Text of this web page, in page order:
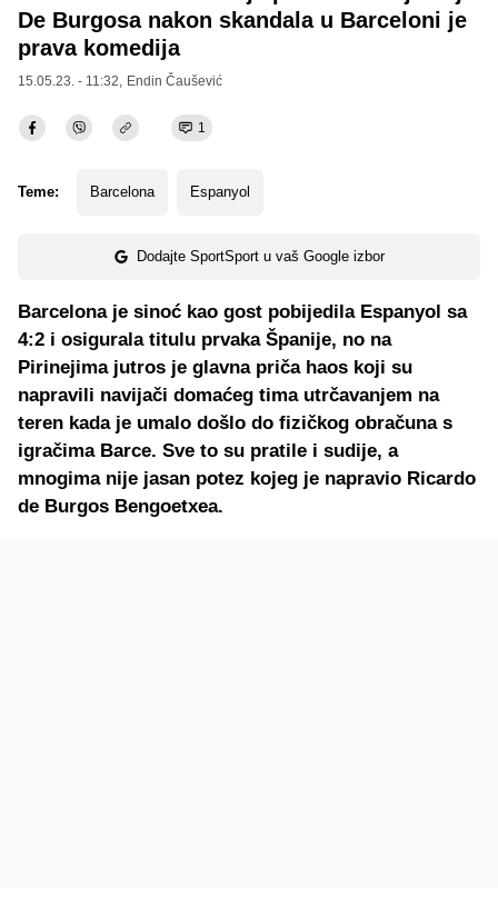
De Burgosa nakon skandala u Barceloni je
prava komedija
15.05.23. - 11:32, Endin Čaušević
1
Teme: Barcelona Espanyol
Dodajte SportSport u vaš Google izbor
Barcelona je sinoć kao gost pobijedila Espanyol sa
4:2 i osigurala titulu prvaka Španije, no na
Pirinejima jutros je glavna priča haos koji su
napravili navijači domaćeg tima utrčavanjem na
teren kada je umalo došlo do fizičkog obračuna s
igračima Barce. Sve to su pratile i sudije, a
mnogima nije jasan potez kojeg je napravio Ricardo
de Burgos Bengoetxea.